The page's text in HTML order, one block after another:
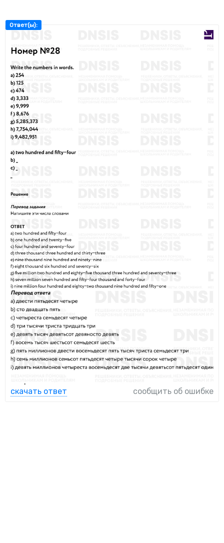
Ответ(ы):
скачать ответ сообщить об ошибке